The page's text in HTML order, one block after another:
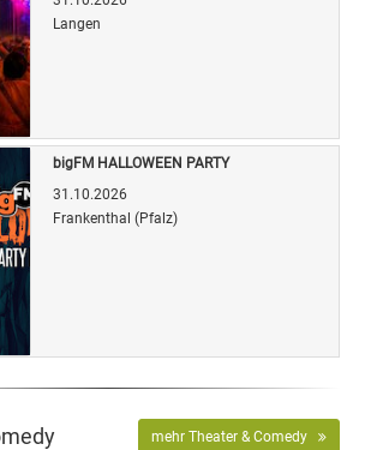
Langen
bigFM HALLOWEEN PARTY
31.10.2026
Frankenthal (Pfalz)
mehr Theater & Comedy